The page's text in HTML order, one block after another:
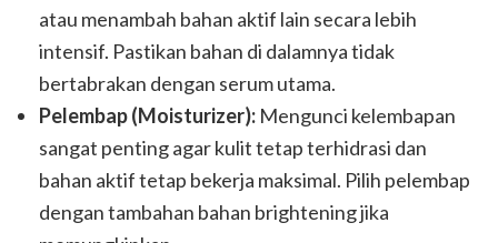
atau menambah bahan aktif lain secara lebih
intensif. Pastikan bahan di dalamnya tidak
bertabrakan dengan serum utama.
Pelembap (Moisturizer): Mengunci kelembapan
sangat penting agar kulit tetap terhidrasi dan
bahan aktif tetap bekerja maksimal. Pilih pelembap
dengan tambahan bahan brightening jika